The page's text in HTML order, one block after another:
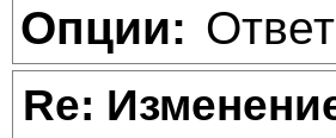
Опции:
Re: